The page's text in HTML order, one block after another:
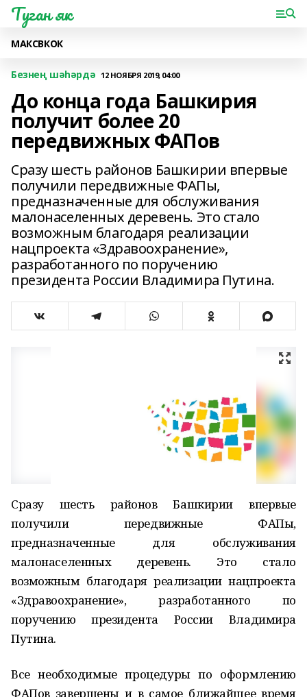
Туган як
МАКСВКОК
Безнең шәһәрдә 12 НОЯБРЯ 2019, 04:00
До конца года Башкирия
получит более 20
передвижных ФАПов
Сразу шесть районов Башкирии впервые
получили передвижные ФАПы,
предназначенные для обслуживания
малонаселенных деревень. Это стало
возможным благодаря реализации
нацпроекта «Здравоохранение»,
разработанного по поручению
президента России Владимира Путина.
Сразу шесть районов Башкирии впервые
получили передвижные ФАПы,
предназначенные для обслуживания
малонаселенных деревень. Это стало
возможным благодаря реализации нацпроекта
«Здравоохранение», разработанного по
поручению президента России Владимира
Путина.
Все необходимые процедуры по оформлению
ФАПов завершены и в самое ближайшее время